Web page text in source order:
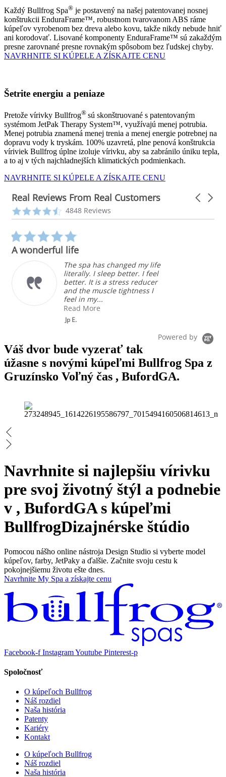
Každý Bullfrog Spa® je postavený na našej patentovanej nosnej
konštrukcii EnduraFrame™, robustnom tvarovanom ABS ráme
kúpeľov vyrobenom bez dreva alebo kovu, takže nikdy nebude hniť
ani korodovať. Lisované komponenty EnduraFrame™ sú zakaždým
presne zarovnané presne rovnakým spôsobom bez ľudskej chyby.
NAVRHNITE SI KÚPELE A ZÍSKAJTE CENU
Šetrite energiu a peniaze
Pretože vírivky Bullfrog® sú skonštruované s patentovaným
systémom JetPak Therapy System™, využívajú menej potrubia.
Menej potrubia znamená menej trenia a menej energie potrebnej na
dopravu vody k tryskám. 100% uzavretá, plne penová konštrukcia
víriviek Bullfrog úplne izoluje vírivku, aby sa zabránilo úniku tepla,
a to aj v tých najchladnejších klimatických podmienkach.
NAVRHNITE SI KÚPELE A ZÍSKAJTE CENU
Real Reviews From Real Customers
Reviews
carousel
Carousel
4.3
star
4848 Reviews
rating
A wonderful life
The spa has changed my life
literally. I sleep better. I feel
better. It is a stress reducer
and the muscle tightness I
feel in my...
Read More
Jp E.
Powered by
Váš dvor bude vyzerať tak
úžasne s novými kúpeľmi Bullfrog Spa z
Gruzínsko Voľný čas , BufordGA.
Navrhnite si najlepšiu vírivku
pre svoj životný štýl a podnebie
v , BufordGA s kúpeľmi
BullfrogDizajnérske štúdio
Pomocou nášho online nástroja Design Studio si vyberte model
kúpeľov, farby, JetPaky a ďalšie. Začnite svoju cestu k
pokojnejšiemu životu ešte dnes.
Navrhnite My Spa a získajte cenu
Facebook-f InstagramYoutube Pinterest-p
Spoločnosť
O kúpeľoch Bullfrog
Náš rozdiel
Naša história
Patenty
Kariéry
Kontakt
O kúpeľoch Bullfrog
Náš rozdiel
Naša história